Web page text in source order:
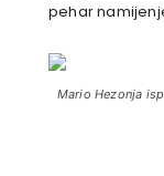
pehar
Mario Hezonja